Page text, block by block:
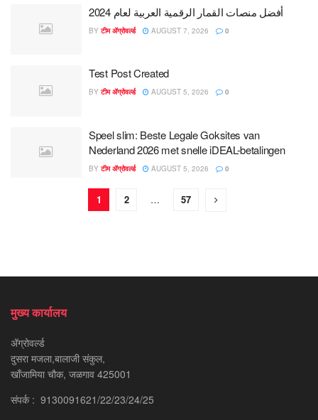
أفضل منصات القمار الرقمية العربية لعام 2024
BY टीम ॲग्रोवर्ल्ड AUGUST 7, 2026 0
Test Post Created
BY टीम ॲग्रोवर्ल्ड AUGUST 5, 2026 0
Speel slim: Beste Legale Goksites van
Nederland 2026 met snelle iDEAL-betalingen
BY टीम ॲग्रोवर्ल्ड AUGUST 5, 2026 0
1 2 … 57
मुख्य कार्यालय
ॲग्रोवर्ल्ड
दुसरा मजला,बालाजी संकुल,
खाँजामिया चौक, जळगाव 425001
संपर्क : 9130091621/22/23/24/25